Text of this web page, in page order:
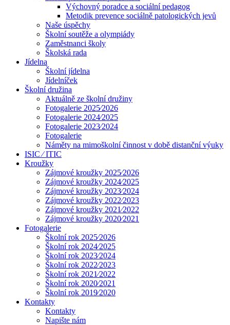
Výchovný poradce a sociální pedagog
Metodik prevence sociálně patologických jevů
Naše úspěchy
Školní soutěže a olympiády
Zaměstnanci školy
Školská rada
Jídelna
Školní jídelna
Jídelníček
Školní družina
Aktuálně ze školní družiny
Fotogalerie 2025⁄2026
Fotogalerie 2024⁄2025
Fotogalerie 2023⁄2024
Fotogalerie
Náměty na mimoškolní činnost v době distanční výuky
ISIC ⁄ ITIC
Kroužky
Zájmové kroužky 2025⁄2026
Zájmové kroužky 2024⁄2025
Zájmové kroužky 2023⁄2024
Zájmové kroužky 2022⁄2023
Zájmové kroužky 2021⁄2022
Zájmové kroužky 2020⁄2021
Fotogalerie
Školní rok 2025⁄2026
Školní rok 2024⁄2025
Školní rok 2023⁄2024
Školní rok 2022⁄2023
Školní rok 2021⁄2022
Školní rok 2020⁄2021
Školní rok 2019⁄2020
Kontakty
Kontakty
Napište nám